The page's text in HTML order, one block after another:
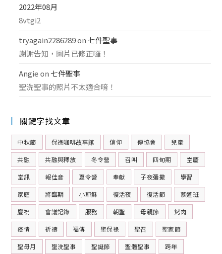
2022年08月
8vtgi2
tryagain2286289on 七件聖事
謝謝告知，圖片已修正囉！
Angie on 七件聖事
聖洗聖事的照片不太適合唷！
關鍵字找文章
中秋節 保祿咖啡故事館 信仰 傳協會 兒童
共融 共融與釋放 冬令營 召叫 四旬期 堂慶
堂訊 報佳音 夏令營 奉獻 子夜彌撒 學習
家庭 將臨期 小耶穌 復活夜 復活節 慕道班
慶祝 會議記錄 服務 朝聖 母親節 烤肉
疫情 祈禱 福傳 聖保祿 聖召 聖家節
聖母月 聖洗聖事 聖誕節 聖體聖事 跨年